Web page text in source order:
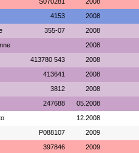
4153 2008
355-07 2008
2008
413780 543 2008
413641 2008
3812 2008
247688 05.2008
12.2008
P088107 2009
397846 2009